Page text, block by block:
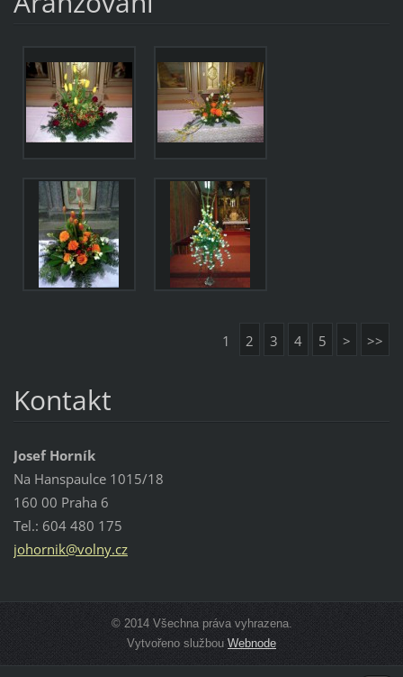
1 2 3 4 5 > >>
Kontakt
Josef Horník
Na Hanspaulce 1015/18
160 00 Praha 6
Tel.: 604 480 175
johornik@volny.cz
© 2014 Všechna práva vyhrazena.
Vytvořeno službouWebnode